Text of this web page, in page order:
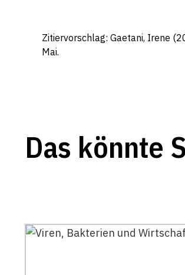
Zitiervorschlag: Gaetani, Irene
Mai.
Das könnte